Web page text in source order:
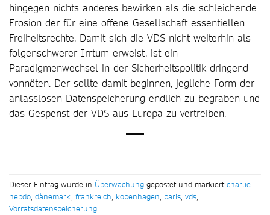
hingegen nichts anderes bewirken als die schleichende
Erosion der für eine offene Gesellschaft essentiellen
Freiheitsrechte. Damit sich die VDS nicht weiterhin als
folgenschwerer Irrtum erweist, ist ein
Paradigmenwechsel in der Sicherheitspolitik dringend
vonnöten. Der sollte damit beginnen, jegliche Form der
anlasslosen Datenspeicherung endlich zu begraben und
das Gespenst der VDS aus Europa zu vertreiben.
Dieser Eintrag wurde in Überwachung gepostet und markiertcharlie
hebdo, dänemark, frankreich, kopenhagen, paris, vds,
Vorratsdatenspeicherung.